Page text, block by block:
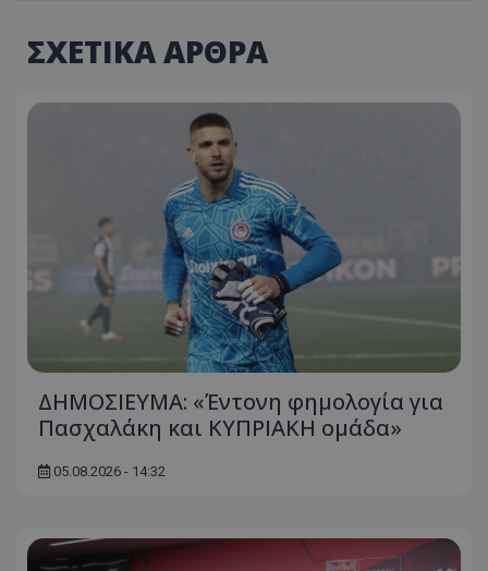
ΣΧΕΤΙΚΑ ΑΡΘΡΑ
ΔΗΜΟΣΙΕΥΜΑ: «Έντονη φημολογία για
Πασχαλάκη και ΚΥΠΡΙΑΚΗ ομάδα»
05.08.2026 - 14:32